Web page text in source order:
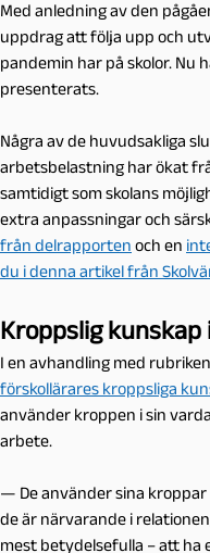
Med anledning av den
uppdrag att följa upp och
pandemin har på skolor. Nu
presenterats.
Några av de huvudsakliga
arbetsbelastning har ökat
samtidigt som skolans
extra anpassningar och
från delrapporten och en
du i denna artikel från
Kroppslig kunskap
I en avhandling med
förskollärares kroppsliga
använder kroppen i sin
arbete.
— De använder sina
de är närvarande i
mest betydelsefulla – att ha